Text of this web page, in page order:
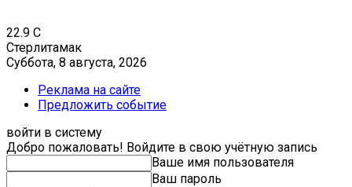
22.9 C
Стерлитамак
Суббота, 8 августа, 2026
Реклама на сайте
Предложить событие
войти в систему
Добро пожаловать! Войдите в свою учётную запись
Ваше имя пользователя
Ваш пароль